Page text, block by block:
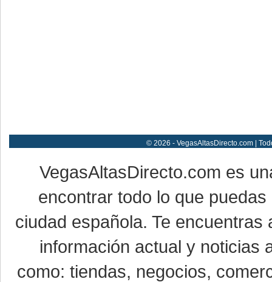
© 2026 - VegasAltasDirecto.com |
VegasAltasDirecto.com es
encontrar todo lo que
ciudad española. Te
información actual y noticias
como: tiendas, negocios,